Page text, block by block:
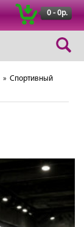
0 - 0р.
» Спортивный